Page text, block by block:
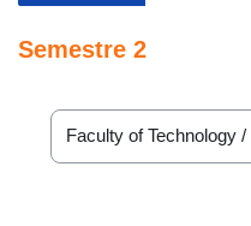
Semestre 2
Course categories